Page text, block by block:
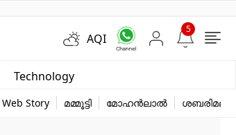
AQI
5
Technology
Web Story മമ്മൂട്ടി മോഹൻലാൽ ശബരിമല